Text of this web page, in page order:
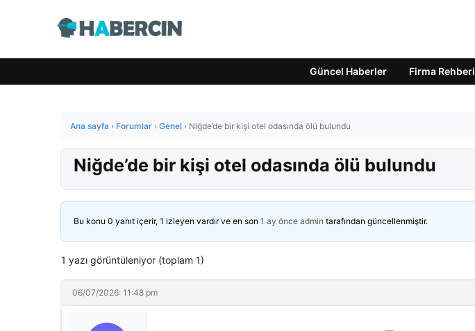
Güncel Haberler Firma Rehberi
Ana sayfa › Forumlar › Genel › Niğde’de bir kişi otel odasında ölü bulundu
Niğde’de bir kişi otel odasında ölü bulundu
Bu konu 0 yanıt içerir, 1 izleyen vardır ve en son 1 ay önce admin tarafından güncellenmiştir.
1 yazı görüntüleniyor (toplam 1)
06/07/2026: 11:48 pm